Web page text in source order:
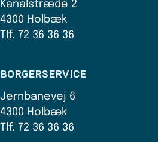
Kanalstræde 2
4300 Holbæk
Tlf. 72 36 36 36
BORGERSERVICE
Jernbanevej 6
4300 Holbæk
Tlf. 72 36 36 36